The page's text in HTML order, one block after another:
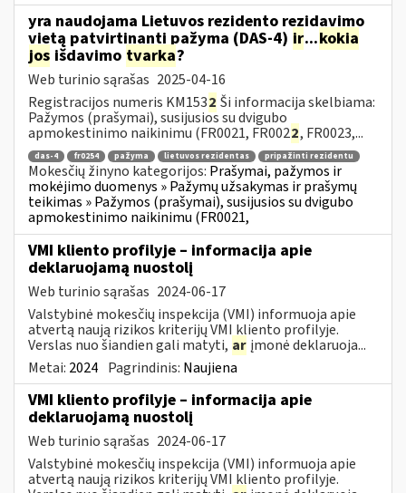
yra naudojama Lietuvos rezidento rezidavimo
vietą patvirtinanti pažyma (DAS-4) ir...kokia
jos išdavimo tvarka?
Web turinio sąrašas 2025-04-16
Registracijos numeris KM1532 Ši informacija skelbiama:
Pažymos (prašymai), susijusios su dvigubo
apmokestinimo naikinimu (FR0021, FR0022, FR0023,...
das-4 fr0254 pažyma lietuvos rezidentas pripažinti rezidentu
Mokesčių žinyno kategorijos: Prašymai, pažymos ir
mokėjimo duomenys » Pažymų užsakymas ir prašymų
teikimas » Pažymos (prašymai), susijusios su dvigubo
apmokestinimo naikinimu (FR0021,
VMI kliento profilyje – informacija apie
deklaruojamą nuostolį
Web turinio sąrašas 2024-06-17
Valstybinė mokesčių inspekcija (VMI) informuoja apie
atvertą naują rizikos kriterijų VMI kliento profilyje.
Verslas nuo šiandien gali matyti, ar įmonė deklaruoja...
Metai: 2024 Pagrindinis: Naujiena
VMI kliento profilyje – informacija apie
deklaruojamą nuostolį
Web turinio sąrašas 2024-06-17
Valstybinė mokesčių inspekcija (VMI) informuoja apie
atvertą naują rizikos kriterijų VMI kliento profilyje.